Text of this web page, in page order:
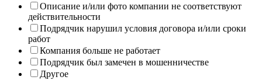
Описание и/или фото компании не соответствуют
действительности
Подрядчик нарушил условия договора и/или сроки
работ
Компания больше не работает
Подрядчик был замечен в мошенничестве
Другое